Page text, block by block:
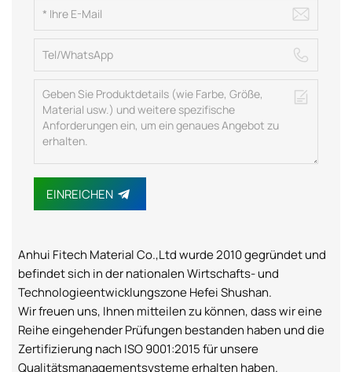
EINREICHEN
Anhui Fitech Material Co.,Ltd wurde 2010 gegründet und
befindet sich in der nationalen Wirtschafts- und
Technologieentwicklungszone Hefei Shushan.
Wir freuen uns, Ihnen mitteilen zu können, dass wir eine
Reihe eingehender Prüfungen bestanden haben und die
Zertifizierung nach ISO 9001:2015 für unsere
Qualitätsmanagementsysteme erhalten haben.